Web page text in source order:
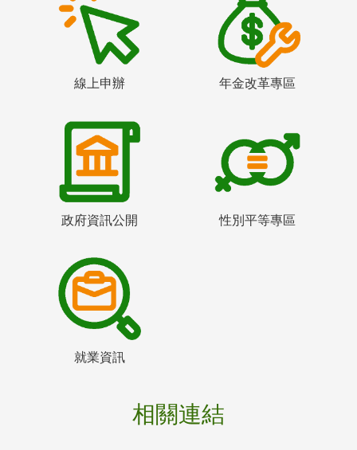
線上申辦 年金改革專區
政府資訊公開 性別平等專區
就業資訊
相關連結